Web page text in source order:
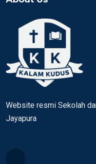
Website resmi Sekolah
Jayapura